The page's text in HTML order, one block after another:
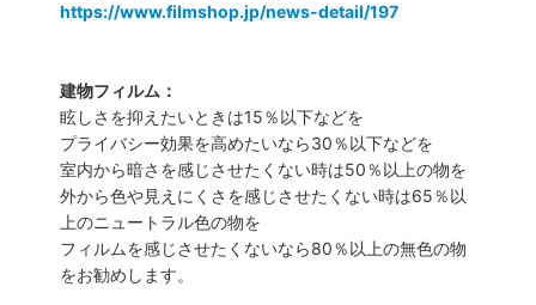
https://www.filmshop.jp/news-detail/197
建物フィルム：
眩しさを抑えたいときは15％以下などを
プライバシー効果を高めたいなら30％以下などを
室内から暗さを感じさせたくない時は50％以上の物を
外から色や見えにくさを感じさせたくない時は65％以
上のニュートラル色の物を
フィルムを感じさせたくないなら80％以上の無色の物
をお勧めします。